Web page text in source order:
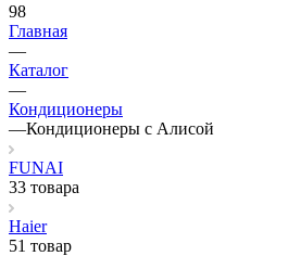
98
Главная
—
Каталог
—
Кондиционеры
—Кондиционеры с Алисой
FUNAI
33 товара
Haier
51 товар